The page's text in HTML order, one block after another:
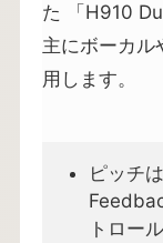
た 「H910
主にボーカル
用します。
ピッチ
トロー